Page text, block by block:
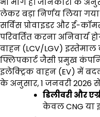
लेकर बड़ा निर्णय लिया
सर्विस प्रोवाइडर और ई-
परिवर्तित करना अनिवार्य
वाहन (LCV/LGV) इस्तेमाल
फ्लिपकार्ट जैसी प्रमुख
इलेक्ट्रिक वाहन (EV) में
के अनुसार, 1 जनवरी 2026
डिलीवरी और
केवल CNG या